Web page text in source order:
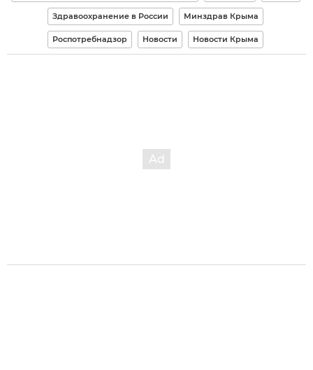
Здравоохранение в России Минздрав Крыма
Роспотребнадзор Новости Новости Крыма